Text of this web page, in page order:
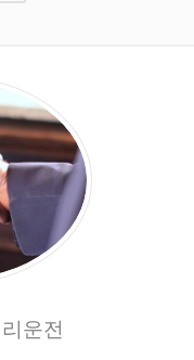
운전